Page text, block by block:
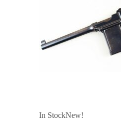
In StockNew!